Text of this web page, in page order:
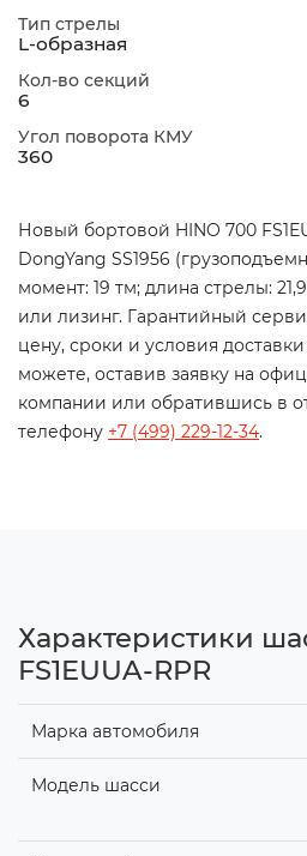
Тип стрелы
L-образная
Кол-во секций
6
Угол поворота КМУ
360
Новый бортовой HINO 700
DongYang SS1956
момент: 19 тм; длина стрелы:
или лизинг. Гарантийный
цену, сроки и условия
можете, оставив заявку на
компании или обратившись в
телефону +7 (499) 229-12-34.
Характеристики
FS1EUUA-RPR
Марка автомобиля
Модель шасси